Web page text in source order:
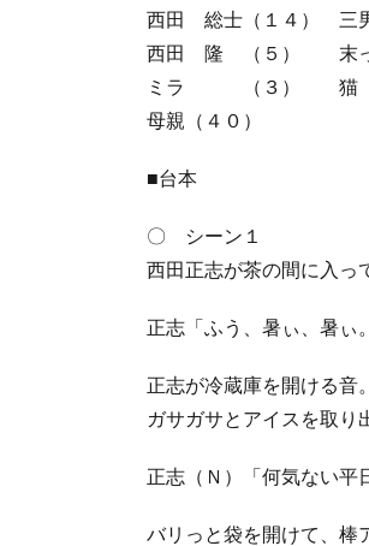
西田 総士（１４） 三
西田 隆 （５） 末
ミラ （３） 猫
母親（４０）
■台本
〇 シーン１
西田正志が茶の間に入っ
正志「ふう、暑ぃ、暑ぃ
正志が冷蔵庫を開ける音。
ガサガサとアイスを取り
正志（Ｎ）「何気ない平
バリっと袋を開けて、棒